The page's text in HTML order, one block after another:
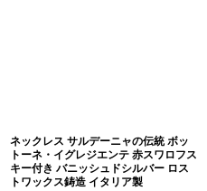
ネックレス サルデーニャの伝統 ボッ
トーネ・イグレジエンテ 赤スワロフス
キー付き バニッシュドシルバー ロス
トワックス鋳造 イタリア製